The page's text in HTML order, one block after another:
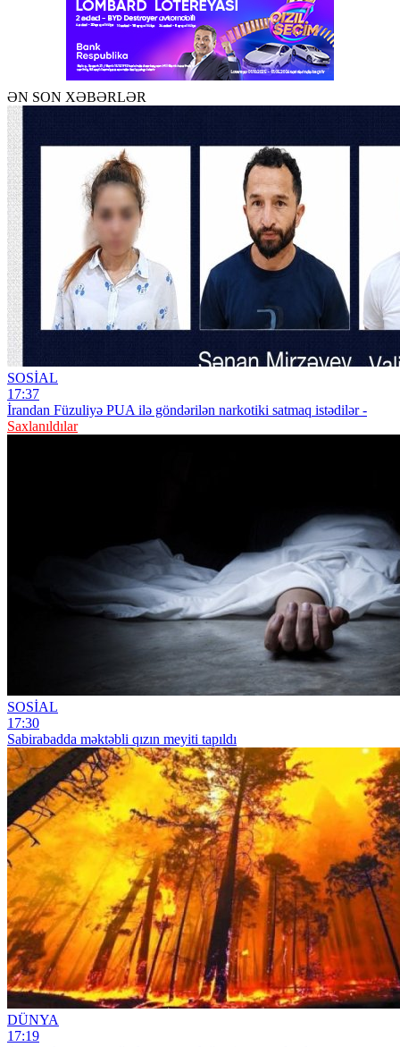
ƏN SON XƏBƏRLƏR
SOSİAL
17:37
İrandan Füzuliyə PUA ilə göndərilən narkotiki satmaq istədilər -
Saxlanıldılar
SOSİAL
17:30
Sabirabadda məktəbli qızın meyiti tapıldı
DÜNYA
17:19